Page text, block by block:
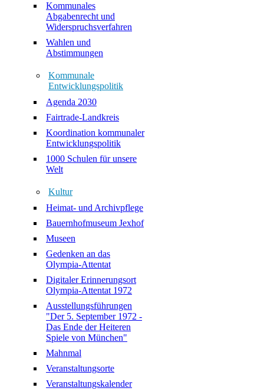
Kommunales
Abgabenrecht und
Widerspruchsverfahren
Wahlen und
Abstimmungen
Kommunale
Entwicklungspolitik
Agenda 2030
Fairtrade-Landkreis
Koordination kommunaler
Entwicklungspolitik
1000 Schulen für unsere
Welt
Kultur
Heimat- und Archivpflege
Bauernhofmuseum Jexhof
Museen
Gedenken an das
Olympia-Attentat
Digitaler Erinnerungsort
Olympia-Attentat 1972
Ausstellungsführungen
"Der 5. September 1972 -
Das Ende der Heiteren
Spiele von München"
Mahnmal
Veranstaltungsorte
Veranstaltungskalender